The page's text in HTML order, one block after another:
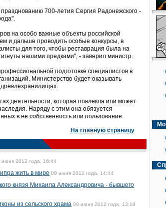
700-летия Сергия Радонежского -
на особо важные объекты российской
и дальше проводить особые конкурсы, в
для того, чтобы реставрация была на
нашими предками", - заверил министр.
подготовке специалистов в
Министерство будет оказывать
деятельности, которая повлекла или может
Наряду с этим она обязуется
в ее собственность или пользование.
На главную страницу
июня 2012 года, 16:44
жить в мире 09 июня 2012 года, 14:44
князя Михаила Александровича - бывшего
из сельского храма 09 июня 2012 года, 13:19